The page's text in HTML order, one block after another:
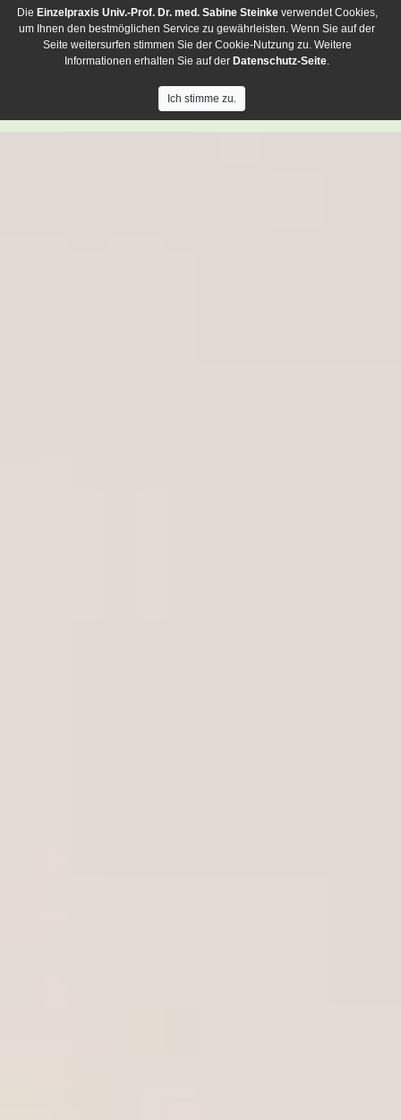
Die Einzelpraxis Univ.-Prof. Dr. med. Sabine Steinke verwendet Cookies,
um Ihnen den bestmöglichen Service zu gewährleisten. Wenn Sie auf der
Seite weitersurfen stimmen Sie der Cookie-Nutzung zu. Weitere
Informationen erhalten Sie auf der Datenschutz-Seite.
Ich stimme zu.